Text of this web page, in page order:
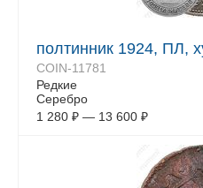
полтинник 1924, ПЛ,
COIN-11781
Редкие
Серебро
1 280 ₽ — 13 600 ₽